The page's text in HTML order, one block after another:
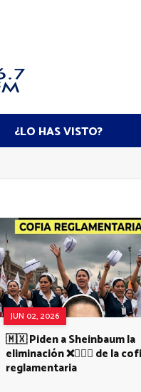
¿LO HAS VISTO?
JUN 02, 2026
🇲🇽 Piden a Sheinbaum la
eliminación ❌👩🏻‍⚕️ de la
reglamentaria